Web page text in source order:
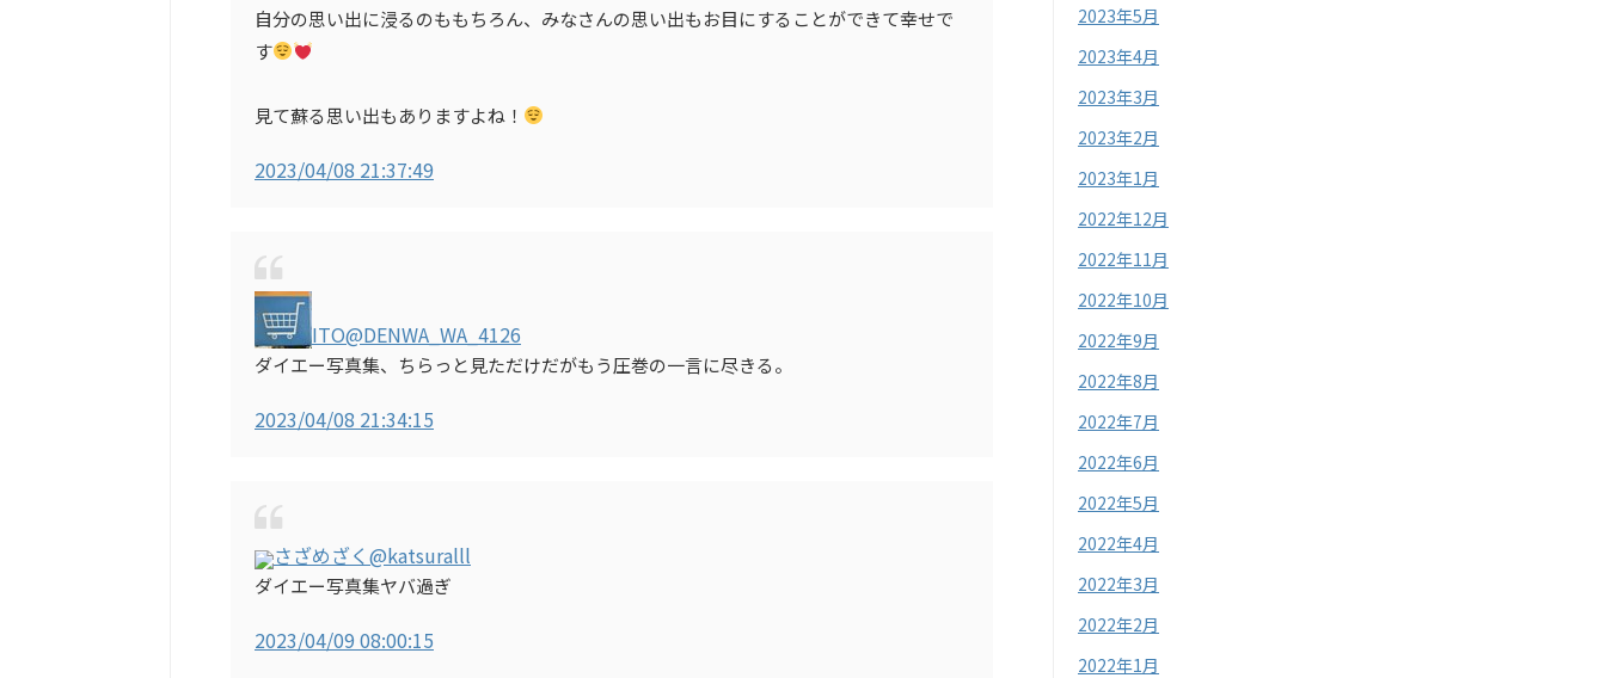
自分の思い出に浸るのももちろん、みなさんの思い出もお目にすることができて幸せで
す
見て蘇る思い出もありますよね！
2023/04/08 21:37:49
ITO@DENWA_WA_4126
ダイエー写真集、ちらっと見ただけだがもう圧巻の一言に尽きる。
2023/04/08 21:34:15
さざめざく @katsuralll
ダイエー写真集ヤバ過ぎ
2023/04/09 08:00:15
2023年5月
2023年4月
2023年3月
2023年2月
2023年1月
2022年12月
2022年11月
2022年10月
2022年9月
2022年8月
2022年7月
2022年6月
2022年5月
2022年4月
2022年3月
2022年2月
2022年1月